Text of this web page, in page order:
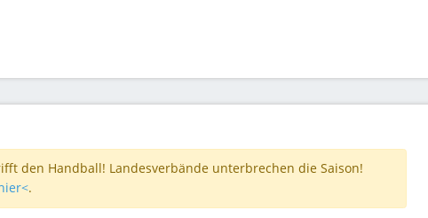
den Handball! Landesverbände unterbrechen die Saison!
.